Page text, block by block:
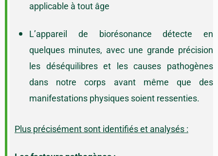
applicable à tout âge
L’appareil de biorésonance détecte en
quelques minutes, avec une grande précision
les déséquilibres et les causes pathogènes
dans notre corps avant même que des
manifestations physiques soient ressenties.
Plus précisément sont identifiés et analysés :